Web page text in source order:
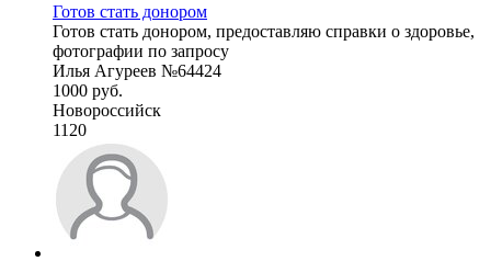
Готов стать донором
Готов стать донором, предоставляю справки о здоровье,
фотографии по запросу
Илья Агуреев №64424
1000 руб.
Новороссийск
1120